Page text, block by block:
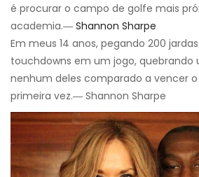
é procurar o campo de golfe mais
academia.― Shannon Sharpe
Em meus 14 anos, pegando 200
touchdowns em um jogo, quebrando
nenhum deles comparado a vencer o
primeira vez.― Shannon Sharpe